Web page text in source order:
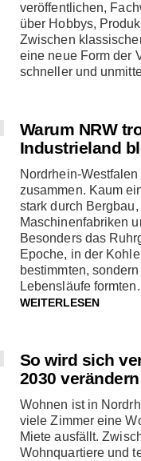
veröffentlichen,
über Hobbys,
Zwischen
eine neue Form der
schneller und
Warum NRW
Industrieland
Nordrhein-
zusammen. Kaum
stark durch
Maschinenfabriken
Besonders das
Epoche, in der
bestimmten,
Lebensläufe
WEITERLESEN
So wird sich
2030 verändern
Wohnen ist in
viele Zimmer eine
Miete ausfällt.
Wohnquartiere und